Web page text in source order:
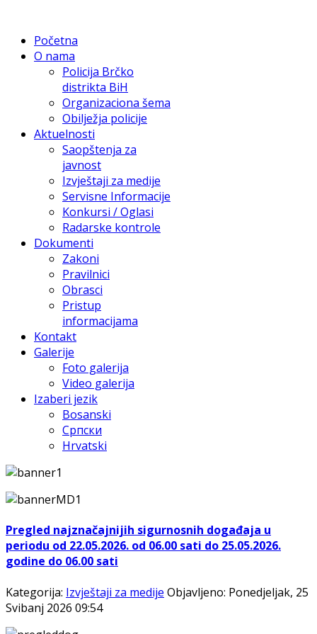
Početna
O nama
Policija Brčko
distrikta BiH
Organizaciona šema
Obilježja policije
Aktuelnosti
Saopštenja za
javnost
Izvještaji za medije
Servisne Informacije
Konkursi / Oglasi
Radarske kontrole
Dokumenti
Zakoni
Pravilnici
Obrasci
Pristup
informacijama
Kontakt
Galerije
Foto galerija
Video galerija
Izaberi jezik
Bosanski
Српски
Hrvatski
Pregled najznačajnijih sigurnosnih događaja u
periodu od 22.05.2026. od 06.00 sati do 25.05.2026.
godine do 06.00 sati
Kategorija: Izvještaji za medije Objavljeno: Ponedjeljak, 25
Svibanj 2026 09:54